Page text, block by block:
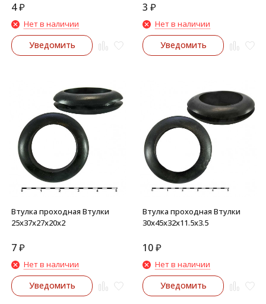
4₽
Нет в наличии
Уведомить
3 ₽
Нет в наличии
Уведомить
Втулка проходная Втулки
25х37х27х20х2
7₽
Нет в наличии
Уведомить
Втулка проходная Втулки
30х45х32х11.5х3.5
10₽
Нет в наличии
Уведомить